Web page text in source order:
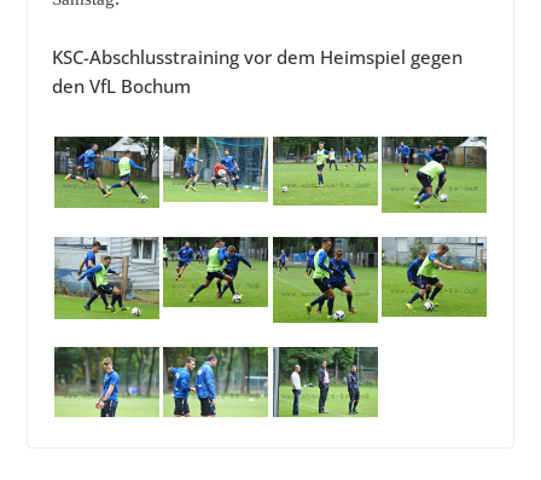
KSC-Abschlusstraining vor dem Heimspiel gegen
den VfL Bochum